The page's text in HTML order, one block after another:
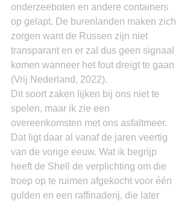
onderzeeboten en andere containers
op gelapt. De burenlanden maken zich
zorgen want de Russen zijn niet
transparant en er zal dus geen signaal
komen wanneer het fout dreigt te gaan
(Vrij Nederland, 2022).
Dit soort zaken lijken bij ons niet te
spelen, maar ik zie een
overeenkomsten met ons asfaltmeer.
Dat ligt daar al vanaf de jaren veertig
van de vorige eeuw. Wat ik begrijp
heeft de Shell de verplichting om die
troep op te ruimen afgekocht voor één
gulden en een raffinaderij, die later